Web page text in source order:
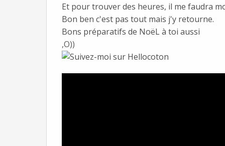
Et pour trouver des heures, il me faudra
Bon ben c'est pas tout mais j'y retourne.
Bons préparatifs de NoëL à toi aussi
,O))